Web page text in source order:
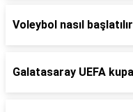
Voleybol nasıl başlatılır
Galatasaray UEFA